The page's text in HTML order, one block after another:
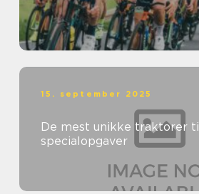
15. september 2025
De mest unikke traktorer til
specialopgaver